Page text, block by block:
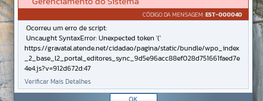
CÓDIGO DA MENSAGEM:EST-000040
Ocorreu um erro de script:
Uncaught SyntaxError: Unexpected token '('
https://gravatal.atende.net/cidadao/pagina/static/bundle/wpo_index
_2_base_l2_portal_editores_sync_9d5e96acc88ef028d751661faed7e
4e4.js?v=912d672d:47
Verificar Mais Detalhes